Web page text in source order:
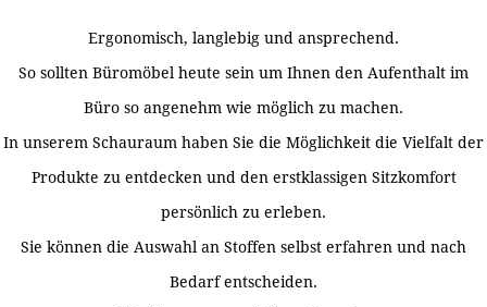
Ergonomisch, langlebig und ansprechend.
So sollten Büromöbel heute sein um Ihnen den Aufenthalt im
Büro so angenehm wie möglich zu machen.
In unserem Schauraum haben Sie die Möglichkeit die Vielfalt der
Produkte zu entdecken und den erstklassigen Sitzkomfort
persönlich zu erleben.
Sie können die Auswahl an Stoffen selbst erfahren und nach
Bedarf entscheiden.